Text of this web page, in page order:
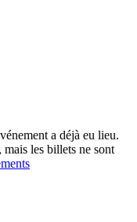
a déjà eu lieu.
les billets ne sont